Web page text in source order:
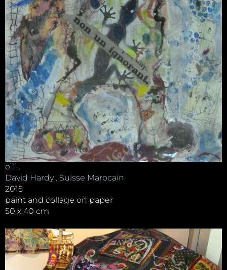
o.T.
David Hardy . Suisse Marocain
2015
paint and collage on paper
50 x 40 cm